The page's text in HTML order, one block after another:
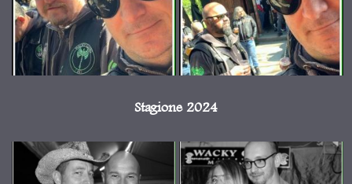
Stagione 2024